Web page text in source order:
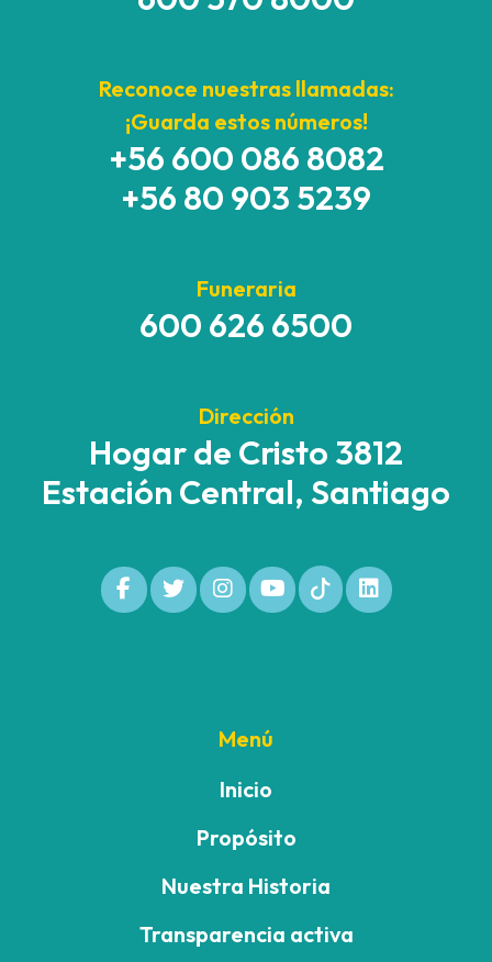
Reconoce nuestras llamadas:
¡Guarda estos números!
+56 600 086 8082
+56 80 903 5239
Funeraria
600 626 6500
Dirección
Hogar de Cristo 3812
Estación Central, Santiago
Menú
Inicio
Propósito
Nuestra Historia
Transparencia activa